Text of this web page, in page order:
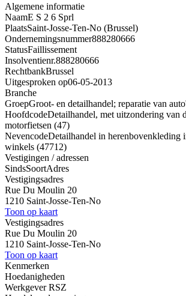
Algemene informatie
NaamE S 2 6 Sprl
PlaatsSaint-Josse-Ten-No (Brussel)
Ondernemingsnummer888280666
StatusFaillissement
Insolventienr.888280666
RechtbankBrussel
Uitgesproken op06-05-2013
Branche
GroepGroot- en detailhandel; reparatie van
HoofdcodeDetailhandel, met uitzondering van
motorfietsen (47)
NevencodeDetailhandel in herenbovenkleding
winkels (47712)
Vestigingen / adressen
SindsSoortAdres
Vestigingsadres
Rue Du Moulin 20
1210 Saint-Josse-Ten-No
Toon op kaart
Vestigingsadres
Rue Du Moulin 20
1210 Saint-Josse-Ten-No
Toon op kaart
Kenmerken
Hoedanigheden
Werkgever RSZ